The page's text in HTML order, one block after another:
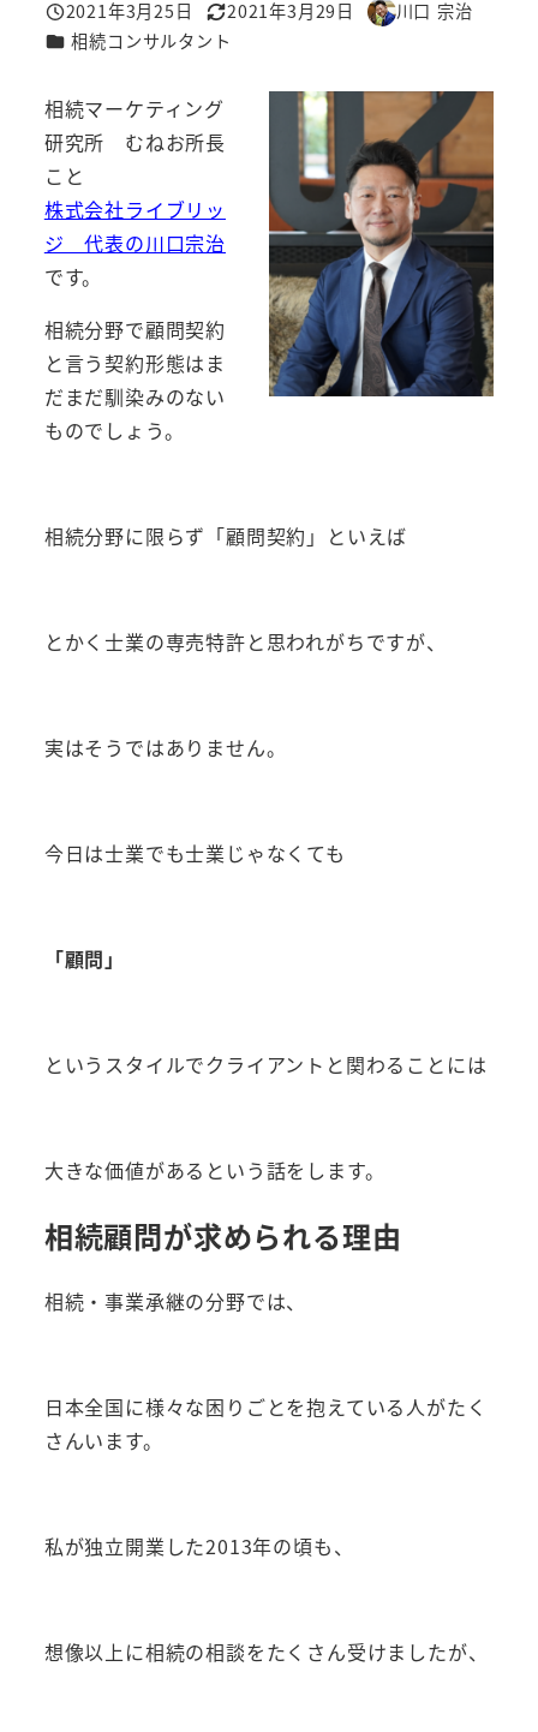
投稿日
2021年3月25日
更新日
2021年3月29日
著
川口 宗治
カテゴリー
相続コンサルタント
相続マーケティング
研究所 むねお所長
こと
株式会社ライブリッ
ジ 代表の川口宗治
です。
相続分野で顧問契約
と言う契約形態はま
だまだ馴染みのない
ものでしょう。
相続分野に限らず「顧問契約」といえば
とかく士業の専売特許と思われがちですが、
実はそうではありません。
今日は士業でも士業じゃなくても
「顧問」
というスタイルでクライアントと関わることには
大きな価値があるという話をします。
相続顧問が求められる理由
相続・事業承継の分野では、
日本全国に様々な困りごとを抱えている人がたく
さんいます。
私が独立開業した2013年の頃も、
想像以上に相続の相談をたくさん受けましたが、